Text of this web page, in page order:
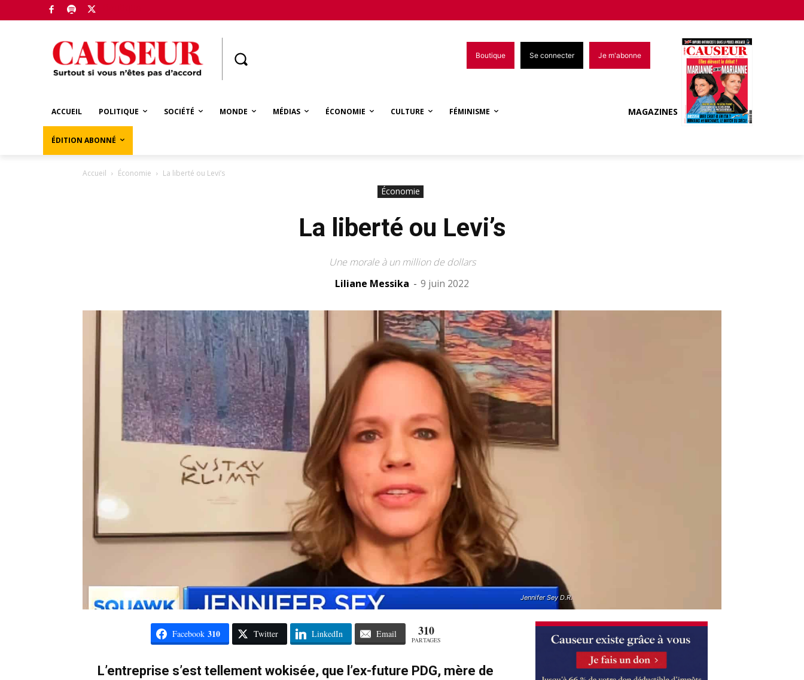
Boutique Se connecter Je m'abonne
ACCUEIL POLITIQUE SOCIÉTÉ MONDE MÉDIAS ÉCONOMIE CULTURE FÉMINISME
ÉDITION ABONNÉ
MAGAZINES
Accueil Économie La liberté ou Levi’s
Économie
La liberté ou Levi’s
Une morale à un million de dollars
Liliane Messika - 9 juin 2022
Jennifer Sey D.R.
Facebook 310 Twitter LinkedIn Email 310
PARTAGES
L’entreprise s’est tellement wokisée, que l’ex-future PDG, mère de